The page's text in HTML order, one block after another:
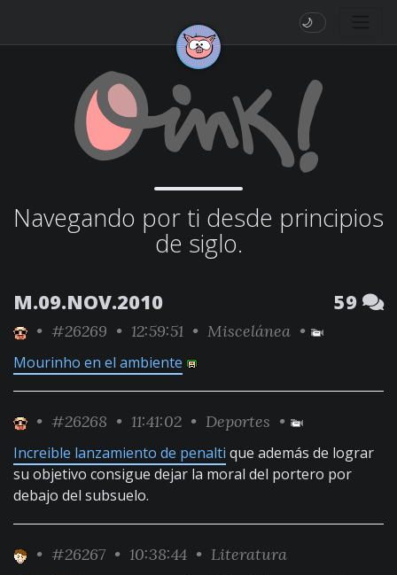
🌙
Navegando por ti desde principios
de siglo.
M.09.NOV.2010 59
• #26269 • 12:59:51 • Miscelánea •
Mourinho en el ambiente
• #26268 • 11:41:02 • Deportes •
Increible lanzamiento de penalti que además de lograr
su objetivo consigue dejar la moral del portero por
debajo del subsuelo.
• #26267 • 10:38:44 • Literatura